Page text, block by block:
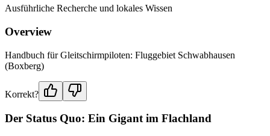
Ausführliche Recherche und lokales Wissen
Overview
Handbuch für Gleitschirmpiloten: Fluggebiet Schwabhausen
(Boxberg)
Korrekt?
Der Status Quo: Ein Gigant im Flachland